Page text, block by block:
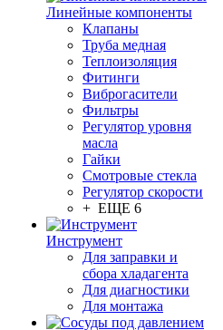
Линейные компоненты
Клапаны
Труба медная
Теплоизоляция
Фитинги
Виброгасители
Фильтры
Регулятор уровня
масла
Гайки
Смотровые стекла
Регулятор скорости
+ ЕЩЕ 6
Инструмент
Для заправки и
сбора хладагента
Для диагностики
Для монтажа